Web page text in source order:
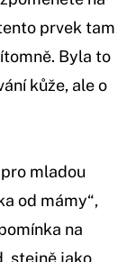
prvek tam
Byla to
kůže, ale o
mladou
od mámy“,
na
stejně jako